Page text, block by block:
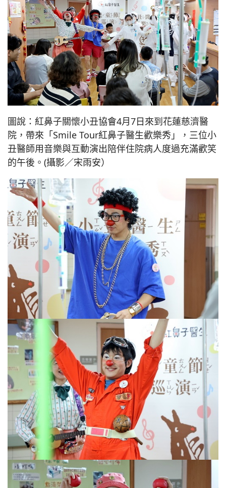
圖說：紅鼻子關懷小丑協會4月7日來到花蓮慈濟醫
院，帶來「Smile Tour紅鼻子醫生歡樂秀」，三位小
丑醫師用音樂與互動演出陪伴住院病人度過充滿歡笑
的午後。(攝影／宋雨安）